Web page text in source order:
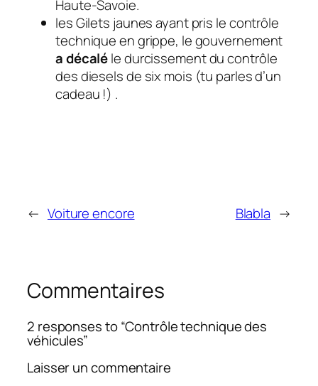
Haute-Savoie.
les Gilets jaunes ayant pris le contrôle
technique en grippe, le gouvernement
a décaléle durcissement du contrôle
des diesels de six mois (tu parles d’un
cadeau !) .
← Voiture encore Blabla →
Commentaires
2 responses to “Contrôle technique des
véhicules”
Laisser un commentaire